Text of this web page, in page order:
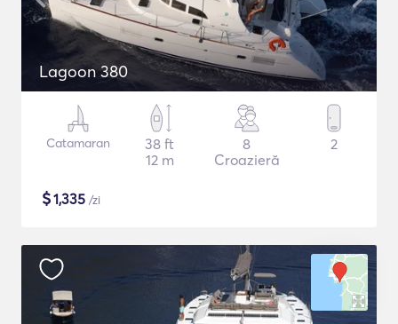
Lagoon 380
Catamaran
38 ft
12 m
8
Croazieră
2
$1,335 /zi